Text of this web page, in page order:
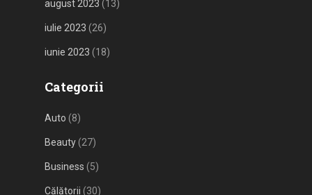
august 2023 (13)
iulie 2023 (26)
iunie 2023 (18)
Categorii
Auto (8)
Beauty(27)
Business (5)
Călătorii (30)